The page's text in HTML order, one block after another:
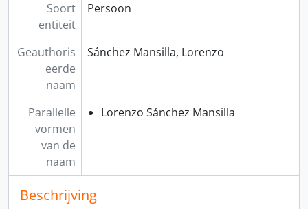
Soort
entiteit
Persoon
Geauthoris
eerde
naam
Sánchez Mansilla, Lorenzo
Parallelle
vormen
van de
naam
Lorenzo Sánchez Mansilla
Beschrijving